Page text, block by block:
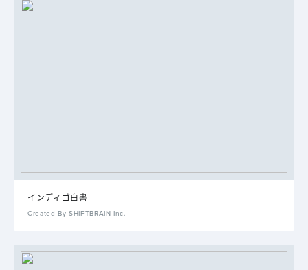
インディゴ白書
Created By SHIFTBRAIN Inc.